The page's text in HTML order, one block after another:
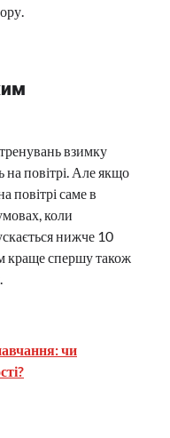
взимку
на повітрі. Але якщо
повітрі саме в
коли
нижче 10
краще спершу також
чи